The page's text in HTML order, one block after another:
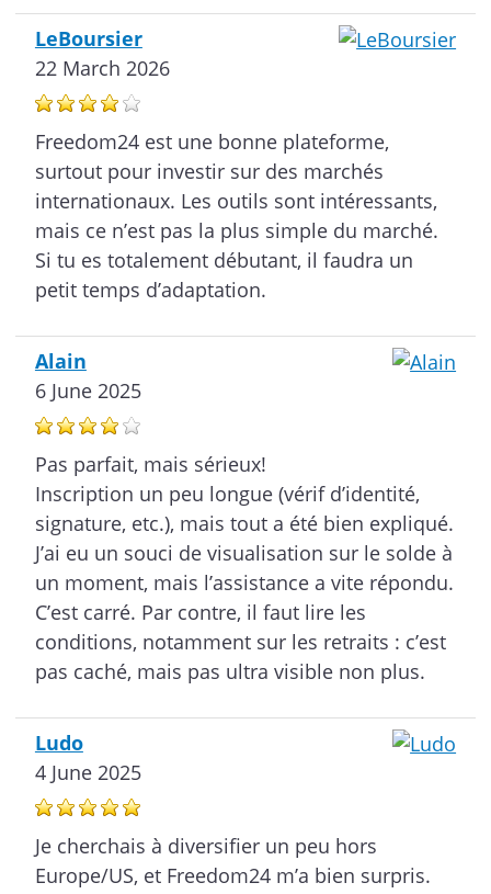
LeBoursier
22 March 2026
Freedom24 est une bonne plateforme,
surtout pour investir sur des marchés
internationaux. Les outils sont intéressants,
mais ce n’est pas la plus simple du marché.
Si tu es totalement débutant, il faudra un
petit temps d’adaptation.
Alain
6 June 2025
Pas parfait, mais sérieux!
Inscription un peu longue (vérif d’identité,
signature, etc.), mais tout a été bien expliqué.
J’ai eu un souci de visualisation sur le solde à
un moment, mais l’assistance a vite répondu.
C’est carré. Par contre, il faut lire les
conditions, notamment sur les retraits : c’est
pas caché, mais pas ultra visible non plus.
Ludo
4 June 2025
Je cherchais à diversifier un peu hors
Europe/US, et Freedom24 m’a bien surpris.